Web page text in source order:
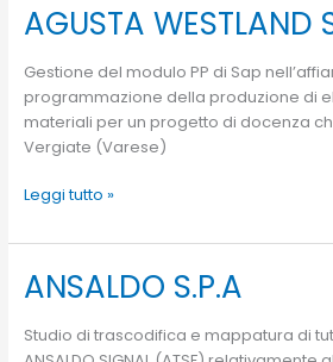
AGUSTA WESTLAND
Gestione del modulo PP di Sap
programmazione della produzione di
materiali per un progetto di docenza
Vergiate (Varese)
AGUSTA
WESTLAND
S.P.A
Leggi tutto »
ANSALDO S.P.A
Studio di trascodifica e mappatura di
ANSALDO
S.P.A